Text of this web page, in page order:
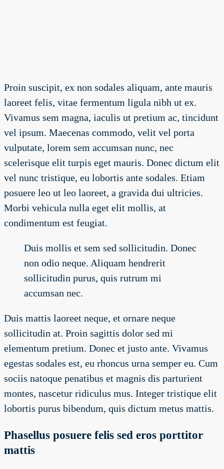
Proin suscipit, ex non sodales aliquam, ante mauris
laoreet felis, vitae fermentum ligula nibh ut ex.
Vivamus sem magna, iaculis ut pretium ac, tincidunt
vel ipsum. Maecenas commodo, velit vel porta
vulputate, lorem sem accumsan nunc, nec
scelerisque elit turpis eget mauris. Donec dictum elit
vel nunc tristique, eu lobortis ante sodales. Etiam
posuere leo ut leo laoreet, a gravida dui ultricies.
Morbi vehicula nulla eget elit mollis, at
condimentum est feugiat.
Duis mollis et sem sed sollicitudin. Donec
non odio neque. Aliquam hendrerit
sollicitudin purus, quis rutrum mi
accumsan nec.
Duis mattis laoreet neque, et ornare neque
sollicitudin at. Proin sagittis dolor sed mi
elementum pretium. Donec et justo ante. Vivamus
egestas sodales est, eu rhoncus urna semper eu. Cum
sociis natoque penatibus et magnis dis parturient
montes, nascetur ridiculus mus. Integer tristique elit
lobortis purus bibendum, quis dictum metus mattis.
Phasellus posuere felis sed eros porttitor
mattis